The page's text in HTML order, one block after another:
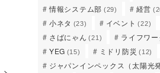
情報システム部 (29) 経営
小ネタ (23) イベント (22)
さばにゃん (21) ライフワー
YEG (15) ミドリ防災 (12)
ジャパンインペックス（太陽光